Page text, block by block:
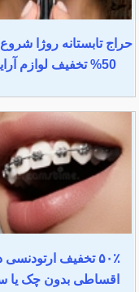
حراج تابستانه روژا
50% تخفیف لوازم آرایشی
۵۰٪ تخفیف ارتودنسی
اقساطی بدون چک یا